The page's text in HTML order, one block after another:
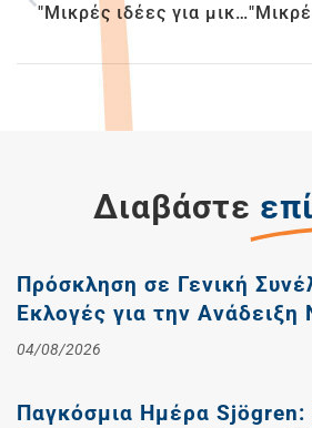
"Μικρές ιδέες για μικρότερους πόνους. Μαγειρική…"
Διαβάστε
Πρόσκληση σε Γενική
Εκλογές για την
04/08/2026
Παγκόσμια Ημέρα Sjögren: